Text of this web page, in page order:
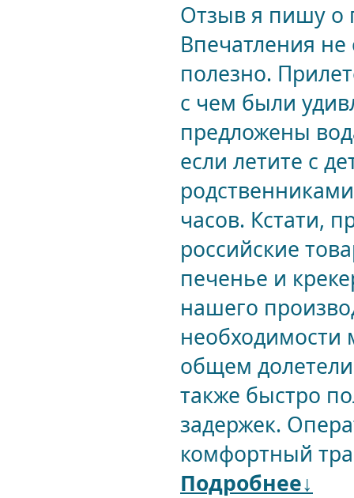
Отзыв я пишу о
Впечатления
полезно.
с чем были
предложены
если летите с
часов. Кстати,
российские
печенье и
нашего
необходимости
общем
также быстро
задержек.
комфортный
Подробнее↓